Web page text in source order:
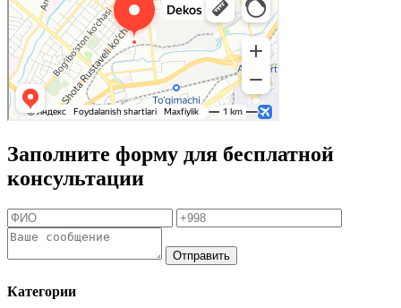
Заполните форму для бесплатной
консультации
Отправить
Категории